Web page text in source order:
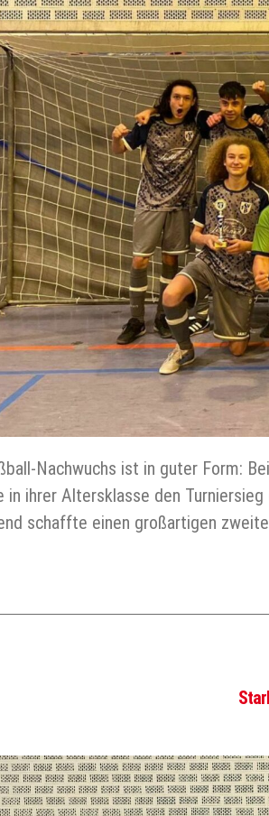
Nachwuchs ist in guter Form:
ihrer Altersklasse den
schaffte einen großartigen